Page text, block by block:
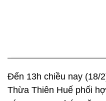
Đến 13h chiều nay (18/
Thừa Thiên Huế phối